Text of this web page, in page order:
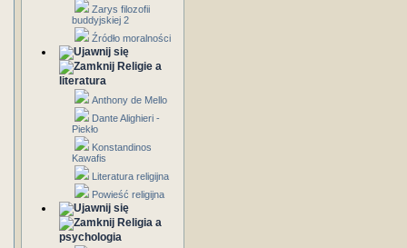
Zarys filozofii
buddyjskiej 2
Źródło moralności
Religie a
literatura
Anthony de Mello
Dante Alighieri -
Piekło
Konstandinos
Kawafis
Literatura religijna
Powieść religijna
Religia a
psychologia